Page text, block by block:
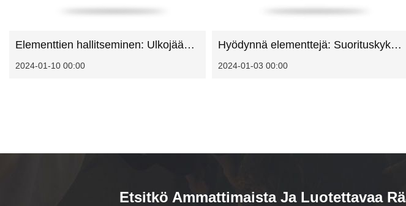
Elementtien hallitseminen: Ulkojäähdytysliivien potentiaalin vapauttaminen
2024-01-10 00:00
Hyödynnä elementtejä: Suorituskyky ulkona jäähdytysliiveillä
2024-01-03 00:00
Etsitkö Ammattimaista Ja Luotettavaa